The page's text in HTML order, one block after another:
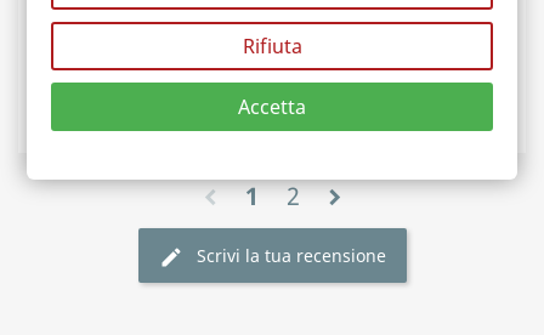
una garanzia ottima
La migliore molto fresca e artigianale
chevron_left 1 2 chevron_right
edit Scrivi la tua recensione
Rifiuta
Accetta